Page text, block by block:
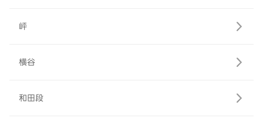
岼
横谷
和田段